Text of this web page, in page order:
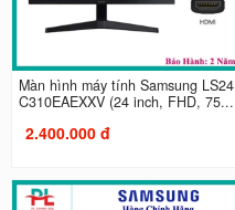
Màn hình máy tính Samsung LS24
C310EAEXXV (24 inch, FHD, 75...
2.400.000 đ